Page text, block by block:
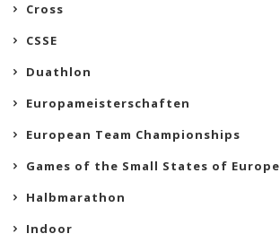
Cross
CSSE
Duathlon
Europameisterschaften
European Team Championships
Games of the Small States of Europe
Halbmarathon
Indoor